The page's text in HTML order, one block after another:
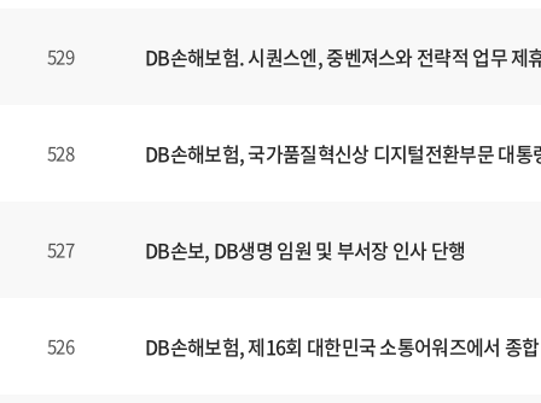
529 DB손해보험. 시퀀스엔, 중벤져스와 전략적 업무 제
528 DB손해보험, 국가품질혁신상 디지털전환부문 대통
527 DB손보, DB생명 임원 및 부서장 인사 단행
526 DB손해보험, 제16회 대한민국 소통어워즈에서 종